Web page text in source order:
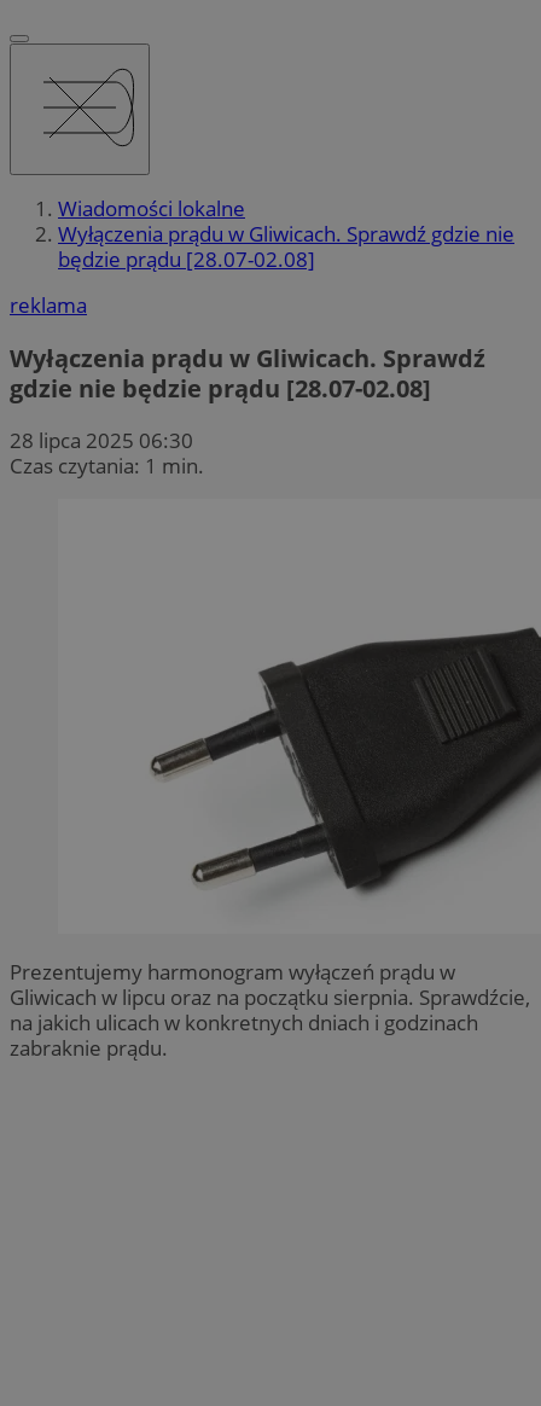
Wiadomości lokalne
Wyłączenia prądu w Gliwicach. Sprawdź gdzie nie
będzie prądu [28.07-02.08]
reklama
Wyłączenia prądu w Gliwicach. Sprawdź
gdzie nie będzie prądu [28.07-02.08]
28 lipca 2025 06:30
Czas czytania: 1 min.
Prezentujemy harmonogram wyłączeń prądu w
Gliwicach w lipcu oraz na początku sierpnia. Sprawdźcie,
na jakich ulicach w konkretnych dniach i godzinach
zabraknie prądu.